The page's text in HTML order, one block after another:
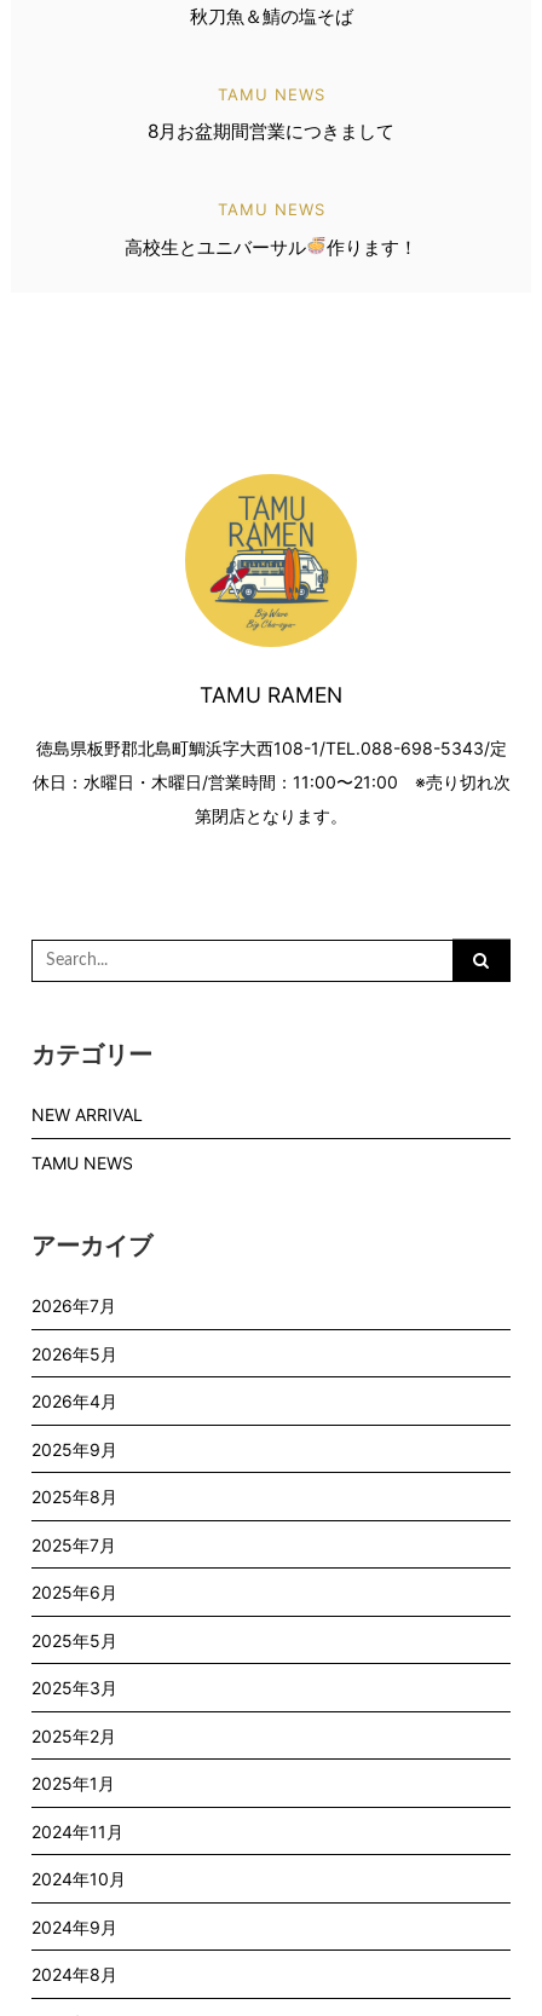
秋刀魚＆鯖の塩そば
TAMU NEWS
8月お盆期間営業につきまして
TAMU NEWS
高校生とユニバーサル 作ります！
TAMU RAMEN
徳島県板野郡北島町鯛浜字大西108-1/TEL.088-698-5343/定
休日：水曜日・木曜日/営業時間：11:00〜21:00 ※売り切れ次
第閉店となります。
Search
for:
カテゴリー
NEW ARRIVAL
TAMU NEWS
アーカイブ
2026年7月
2026年5月
2026年4月
2025年9月
2025年8月
2025年7月
2025年6月
2025年5月
2025年3月
2025年2月
2025年1月
2024年11月
2024年10月
2024年9月
2024年8月